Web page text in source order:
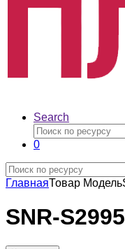
Search
0
ГлавнаяТовар Модель
SNR-